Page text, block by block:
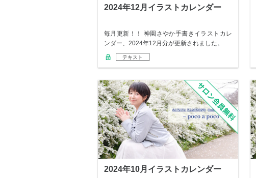
2024年12月イラストカレンダー
毎月更新！！ 神園さやか手書きイラストカレ
ンダー、2024年12月分が更新されました。
テキスト
2024年10月イラストカレンダー